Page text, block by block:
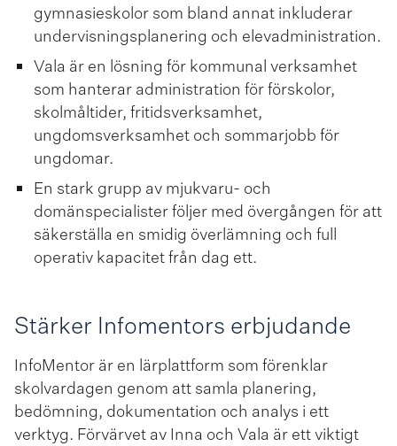
gymnasieskolor som bland annat inkluderar
undervisningsplanering och elevadministration.
Vala är en lösning för kommunal verksamhet
som hanterar administration för förskolor,
skolmåltider, fritidsverksamhet,
ungdomsverksamhet och sommarjobb för
ungdomar.
En stark grupp av mjukvaru­- och
domänspecialister följer med övergången för att
säkerställa en smidig överlämning och full
operativ kapacitet från dag ett.
Stärker Infomentors erbjudande
InfoMentor är en lärplattform som förenklar
skolvardagen genom att samla planering,
bedömning, dokumentation och analys i ett
verktyg. Förvärvet av Inna och Vala är ett viktigt